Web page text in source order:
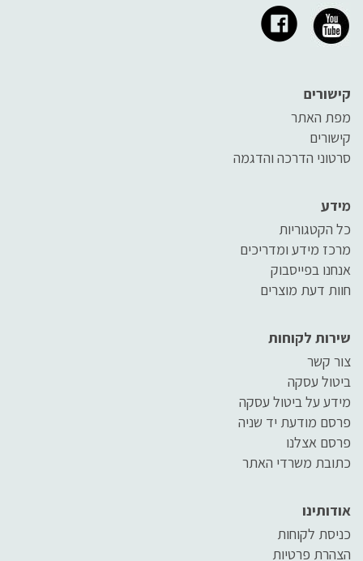
קישורים
מפת האתר
קישורים
סרטוני הדרכה והדגמה
מידע
כל הקטגוריות
מרכז מידע ומדריכים
אנחנו בפייסבוק
חוות דעת מוצרים
שירות לקוחות
צור קשר
ביטול עסקה
מידע על ביטול עסקה
פרסם מודעת יד שניה
פרסם אצלנו
כתובת משרדי האתר
אודותינו
כניסת לקוחות
הצהרת פרטיות